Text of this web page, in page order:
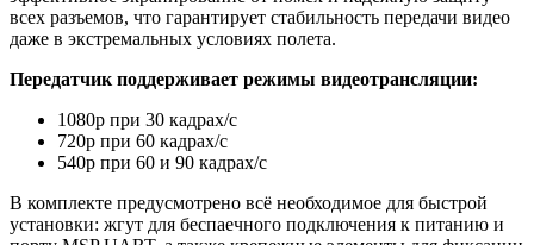
всех разъемов, что гарантирует стабильность передачи видео
даже в экстремальных условиях полета.
Передатчик поддерживает режимы видеотрансляции:
1080p при 30 кадрах/с
720p при 60 кадрах/с
540p при 60 и 90 кадрах/с
В комплекте предусмотрено всё необходимое для быстрой
установки: жгут для беспаечного подключения к питанию и